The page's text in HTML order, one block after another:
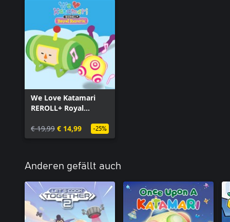
We Love Katamari
REROLL+ Royal
Damacy Series Music
Bundle
€ 19,99 € 14,99 -25%
Anderen gefällt auch